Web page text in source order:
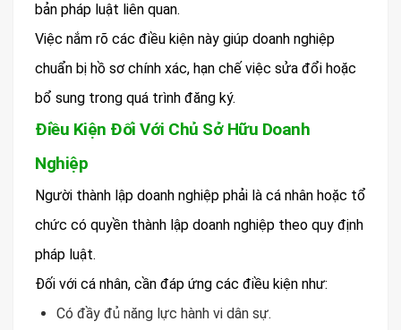
bản pháp luật liên quan.
Việc nắm rõ các điều kiện này giúp doanh nghiệp
chuẩn bị hồ sơ chính xác, hạn chế việc sửa đổi hoặc
bổ sung trong quá trình đăng ký.
Điều Kiện Đối Với Chủ Sở Hữu Doanh
Nghiệp
Người thành lập doanh nghiệp phải là cá nhân hoặc tổ
chức có quyền thành lập doanh nghiệp theo quy định
pháp luật.
Đối với cá nhân, cần đáp ứng các điều kiện như:
Có đầy đủ năng lực hành vi dân sự.